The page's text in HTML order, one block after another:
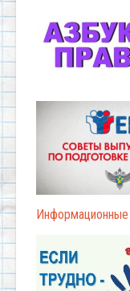
Информационные